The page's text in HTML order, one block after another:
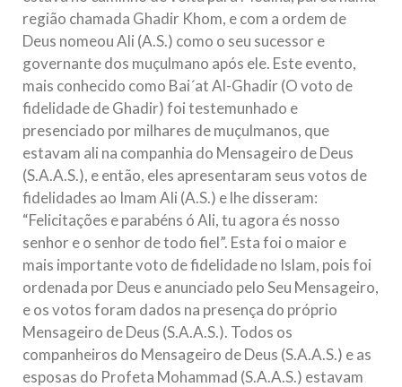
região chamada Ghadir Khom, e com a ordem de
Deus nomeou Ali (A.S.) como o seu sucessor e
governante dos muçulmano após ele. Este evento,
mais conhecido como Bai´at Al-Ghadir (O voto de
fidelidade de Ghadir) foi testemunhado e
presenciado por milhares de muçulmanos, que
estavam ali na companhia do Mensageiro de Deus
(S.A.A.S.), e então, eles apresentaram seus votos de
fidelidades ao Imam Ali (A.S.) e lhe disseram:
“Felicitações e parabéns ó Ali, tu agora és nosso
senhor e o senhor de todo fiel”. Esta foi o maior e
mais importante voto de fidelidade no Islam, pois foi
ordenada por Deus e anunciado pelo Seu Mensageiro,
e os votos foram dados na presença do próprio
Mensageiro de Deus (S.A.A.S.). Todos os
companheiros do Mensageiro de Deus (S.A.A.S.) e as
esposas do Profeta Mohammad (S.A.A.S.) estavam